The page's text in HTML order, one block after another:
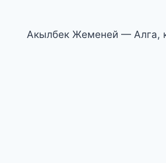
Акылбек Жеменей — Алга,